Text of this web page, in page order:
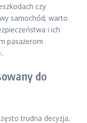
czy
samochód, warto
i ich
pasażerom
do
trudna decyzja.